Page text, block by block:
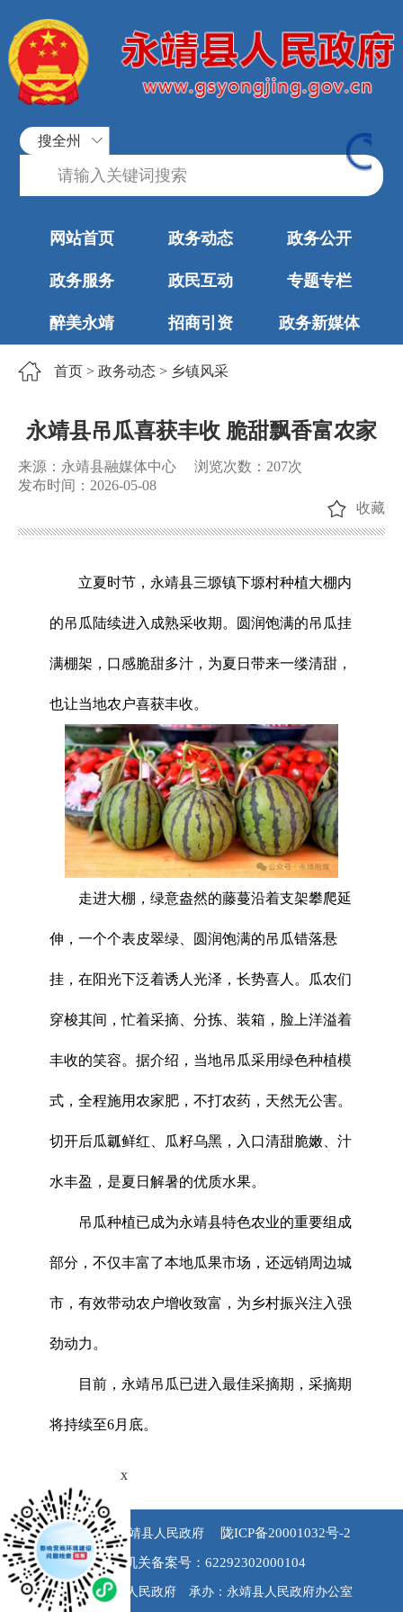
搜全州
网站首页 政务动态 政务公开
政务服务 政民互动 专题专栏
醉美永靖 招商引资 政务新媒体
首页 > 政务动态 > 乡镇风采
永靖县吊瓜喜获丰收 脆甜飘香富农家
来源：永靖县融媒体中心 浏览次数： 207次
发布时间：2026-05-08
收藏
立夏时节，永靖县三塬镇下塬村种植大棚内
的吊瓜陆续进入成熟采收期。圆润饱满的吊瓜挂
满棚架，口感脆甜多汁，为夏日带来一缕清甜，
也让当地农户喜获丰收。
走进大棚，绿意盎然的藤蔓沿着支架攀爬延
伸，一个个表皮翠绿、圆润饱满的吊瓜错落悬
挂，在阳光下泛着诱人光泽，长势喜人。瓜农们
穿梭其间，忙着采摘、分拣、装箱，脸上洋溢着
丰收的笑容。据介绍，当地吊瓜采用绿色种植模
式，全程施用农家肥，不打农药，天然无公害。
切开后瓜瓤鲜红、瓜籽乌黑，入口清甜脆嫩、汁
水丰盈，是夏日解暑的优质水果。
吊瓜种植已成为永靖县特色农业的重要组成
部分，不仅丰富了本地瓜果市场，还远销周边城
市，有效带动农户增收致富，为乡村振兴注入强
劲动力。
目前，永靖吊瓜已进入最佳采摘期，采摘期
将持续至6月底。
版权所有 永靖县人民政府 陇ICP备20001032号-2
公安机关备案号：62292302000104
主办：永靖县人民政府 承办：永靖县人民政府办公室
x